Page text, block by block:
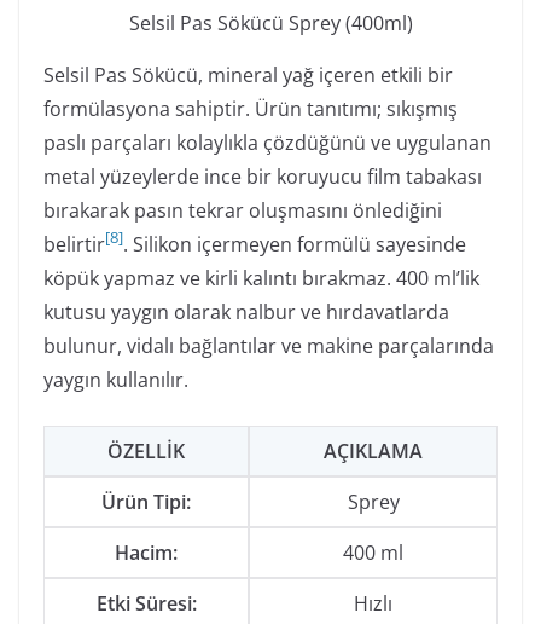
Selsil Pas Sökücü Sprey (400ml)
Selsil Pas Sökücü, mineral yağ içeren etkili bir
formülasyona sahiptir. Ürün tanıtımı; sıkışmış
paslı parçaları kolaylıkla çözdüğünü ve uygulanan
metal yüzeylerde ince bir koruyucu film tabakası
bırakarak pasın tekrar oluşmasını önlediğini
belirtir[8]. Silikon içermeyen formülü sayesinde
köpük yapmaz ve kirli kalıntı bırakmaz. 400 ml’lik
kutusu yaygın olarak nalbur ve hırdavatlarda
bulunur, vidalı bağlantılar ve makine parçalarında
yaygın kullanılır.
ÖZELLIK
AÇIKLAMA
Ürün Tipi:
Sprey
Hacim:
400 ml
Etki Süresi:
Hızlı